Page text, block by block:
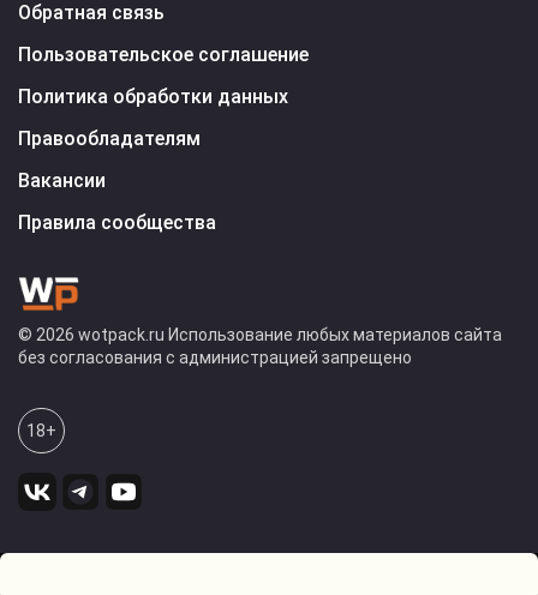
Обратная связь
Пользовательское соглашение
Политика обработки данных
Правообладателям
Вакансии
Правила сообщества
© 2026 wotpack.ru Использование любых материалов сайта
без согласования с администрацией запрещено
18+